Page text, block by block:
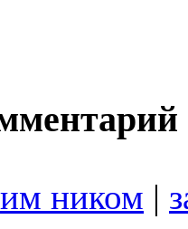
ником |